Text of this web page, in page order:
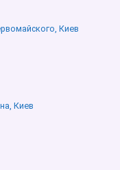
Киев
Киев